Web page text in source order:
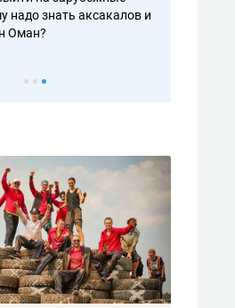
надо знать аксакалов и
Оман?